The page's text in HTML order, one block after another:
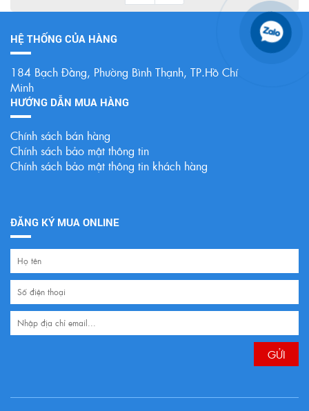
HỆ THỐNG CỦA HÀNG
184 Bạch Đằng, Phường Bình Thạnh, TP.Hồ Chí
Minh
HƯỚNG DẪN MUA HÀNG
Chính sách bán hàng
Chính sách bảo mật thông tin
Chính sách bảo mật thông tin khách hàng
ĐĂNG KÝ MUA ONLINE